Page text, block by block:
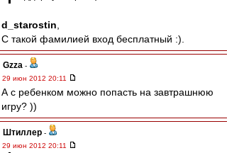
d_starostin
С такой фамилией вход бесплатный :).
Gzza -
29 июн 2012 20:11
А с ребенком можно попасть на завтрашнюю
игру? ))
Штиллер -
29 июн 2012 20:11